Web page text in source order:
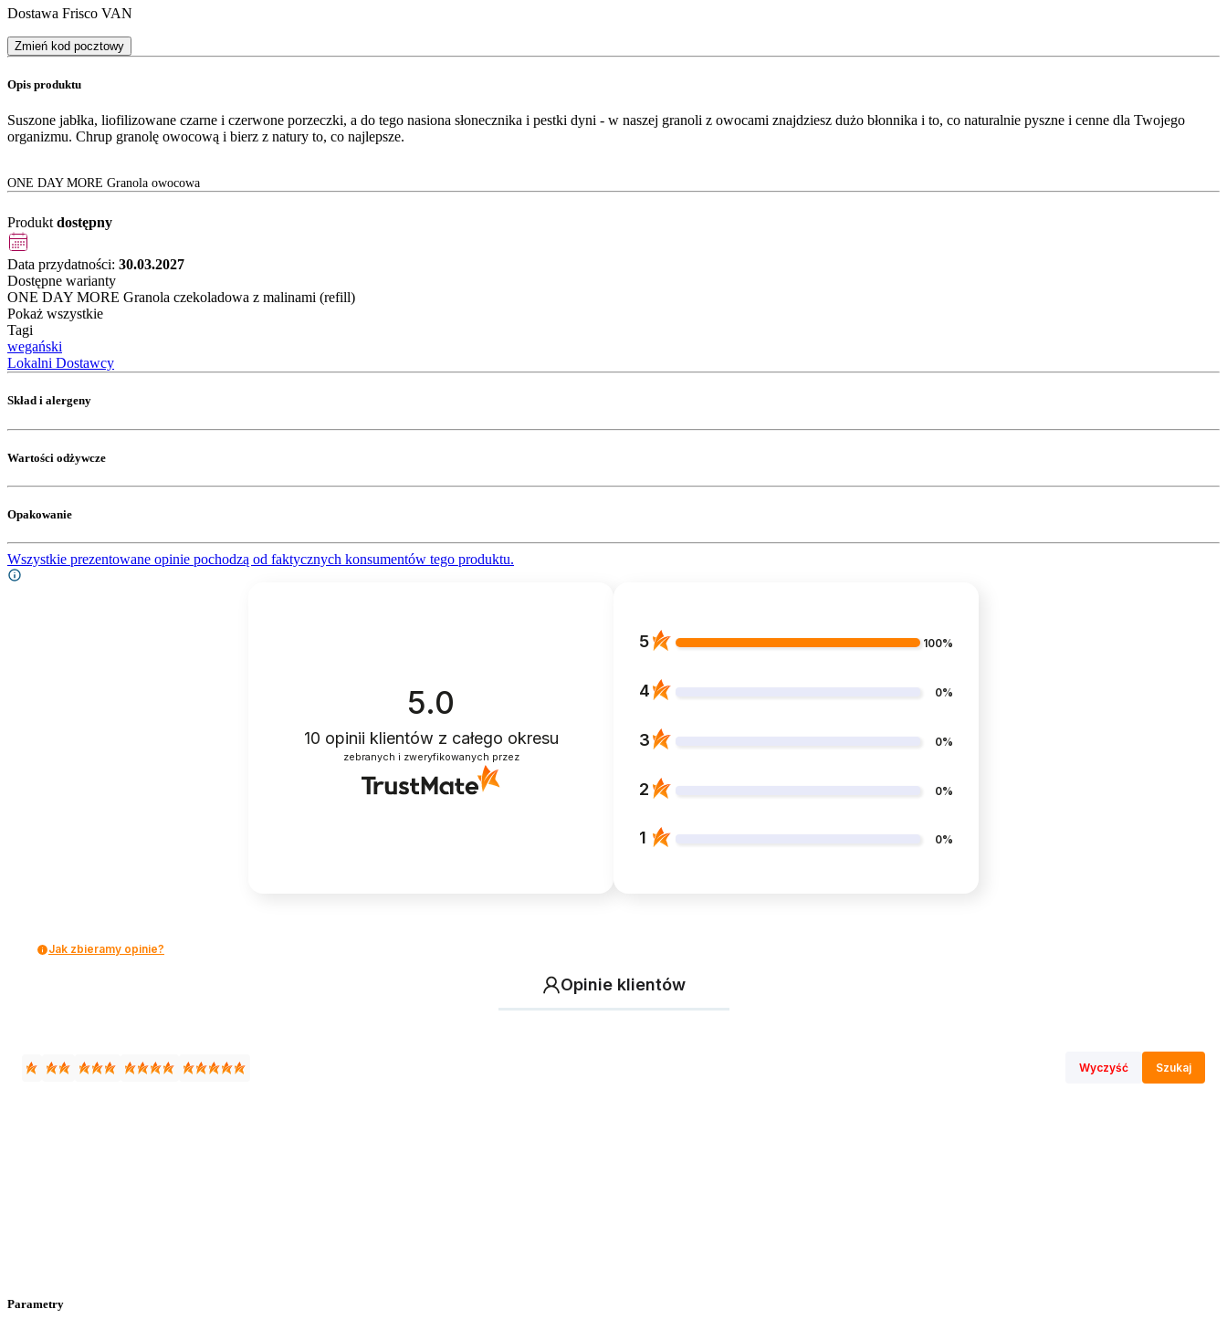
Dostawa Frisco VAN
Zmień kod pocztowy
Opis produktu
Suszone jabłka, liofilizowane czarne i czerwone porzeczki, a do tego nasiona słonecznika i pestki dyni - w naszej granoli z owocami znajdziesz dużo błonnika i to, co naturalnie pyszne i cenne dla Twojego
organizmu. Chrup granolę owocową i bierz z natury to, co najlepsze.
ONE DAY MORE Granola owocowa
Produkt dostępny
Data przydatności: 30.03.2027
Dostępne warianty
ONE DAY MORE Granola czekoladowa z malinami (refill)
Pokaż wszystkie
Tagi
wegański
Lokalni Dostawcy
Skład i alergeny
Wartości odżywcze
Opakowanie
Wszystkie prezentowane opinie pochodzą od faktycznych konsumentów tego produktu.
5.0
10 opinii klientów z całego okresu
zebranych i zweryfikowanych przez
5 100%
4 0%
3 0%
2 0%
1 0%
Jak zbieramy opinie?
Opinie klientów
Wyczyść Szukaj
Parametry